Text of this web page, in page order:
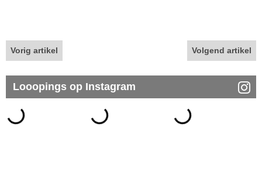
Vorig artikel Volgend artikel
Looopings op Instagram